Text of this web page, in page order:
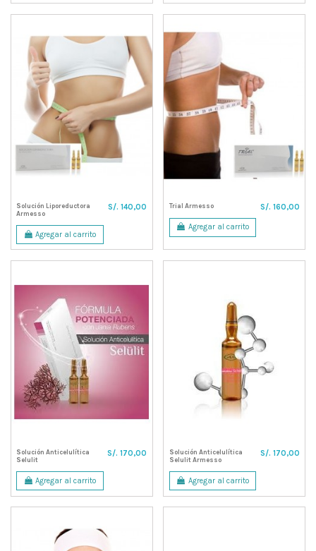
Solución Liporeductora
Armesso
S/. 140,00
Agregar al carrito
Trial Armesso S/. 160,00
Agregar al carrito
Solución Anticelulítica
Selulit
S/. 170,00
Agregar al carrito
Solución Anticelulítica
Selulit Armesso
S/. 170,00
Agregar al carrito